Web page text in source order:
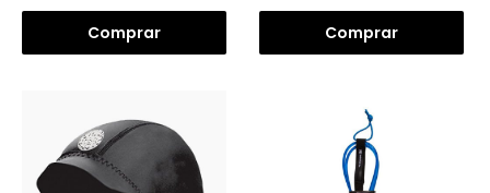
Comprar Comprar